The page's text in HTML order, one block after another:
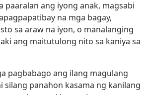
paaralan ang iyong anak, magsabi
na mga bagay,
sa araw na iyon, o manalanging
ang maitutulong nito sa kaniya sa
pagbabago ang ilang magulang
silang panahon kasama ng kanilang